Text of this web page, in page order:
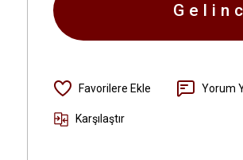
Yorum
Karşılaştır